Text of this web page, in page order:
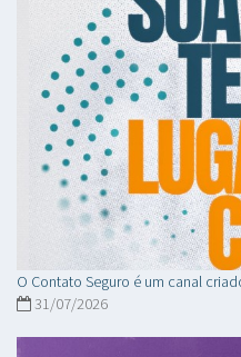
O Contato Seguro é um canal
31/07/2026